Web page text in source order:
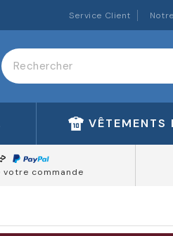
Service Client
VÊTEMENTS
commande